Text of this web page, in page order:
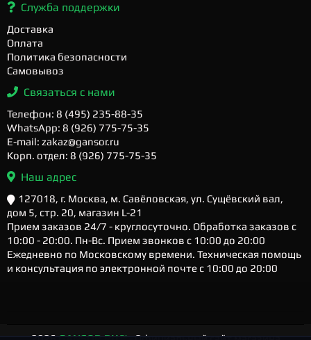
Служба поддержки
Доставка
Оплата
Политика безопасности
Самовывоз
Связаться с нами
Телефон: 8 (495) 235-88-35
WhatsApp: 8 (926) 775-75-35
E-mail: zakaz@gansor.ru
Корп. отдел: 8 (926) 775-75-35
Наш адрес
127018, г. Москва, м. Савёловская, ул. Сущёвский вал,
дом 5, стр. 20, магазин L-21
Прием заказов 24/7 - круглосуточно. Обработка заказов с
10:00 - 20:00. Пн-Вс. Прием звонков с 10:00 до 20:00
Ежедневно по Московскому времени. Техническая помощь
и консультация по электронной почте с 10:00 до 20:00